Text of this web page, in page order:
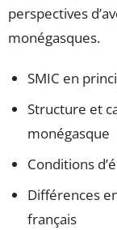
perspectives
monégasques.
SMIC en
Structure et
monégasque
Conditions
Différences
français